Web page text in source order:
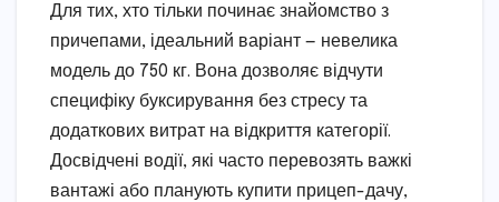
Для тих, хто тільки починає знайомство з
причепами, ідеальний варіант — невелика
модель до 750 кг. Вона дозволяє відчути
специфіку буксирування без стресу та
додаткових витрат на відкриття категорії.
Досвідчені водії, які часто перевозять важкі
вантажі або планують купити прицеп-дачу,